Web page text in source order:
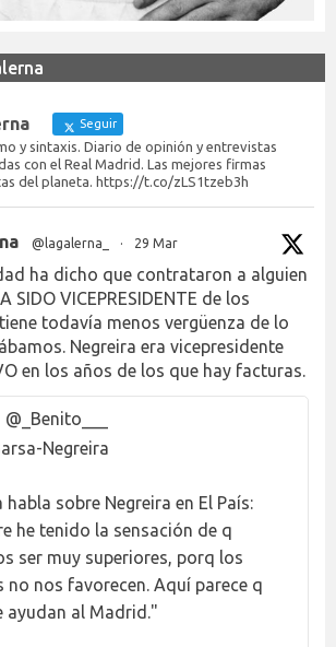
Seguir
y sintaxis. Diario de opinión y entrevistas
con el Real Madrid. Las mejores firmas
del planeta. https://t.co/zLS1tzeb3h
@lagalerna_ · 29 Mar
ha dicho que contrataron a alguien
SIDO VICEPRESIDENTE de los
todavía menos vergüenza de lo
Negreira era vicepresidente
en los años de los que hay facturas.
@_Benito___
Negreira
habla sobre Negreira en El País:
he tenido la sensación de q
ser muy superiores, porq los
no nos favorecen. Aquí parece q
ayudan al Madrid."